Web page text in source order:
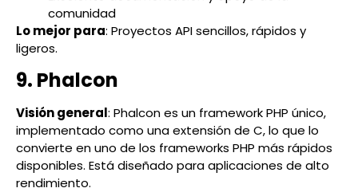
comunidad
Lo mejor para: Proyectos API sencillos, rápidos y
ligeros.
9. Phalcon
Visión general: Phalcon es un framework PHP único,
implementado como una extensión de C, lo que lo
convierte en uno de los frameworks PHP más rápidos
disponibles. Está diseñado para aplicaciones de alto
rendimiento.